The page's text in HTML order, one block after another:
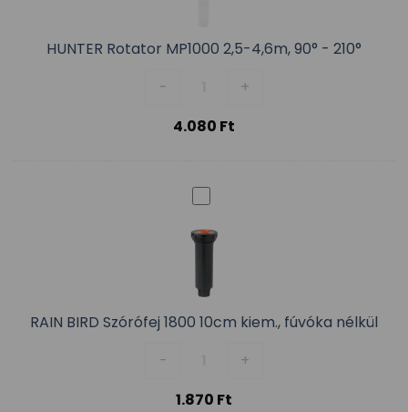
HUNTER Rotator MP1000 2,5-4,6m, 90° - 210°
-
+
4.080 Ft
RAIN BIRD Szórófej 1800 10cm kiem., fúvóka nélkül
-
+
1.870 Ft